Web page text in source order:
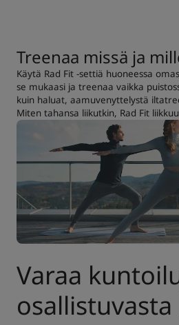
Treenaa missä ja
Käytä Rad Fit -settiä huoneessa
se mukaasi ja treenaa vaikka
kuin haluat, aamuvenyttelystä
Miten tahansa liikutkin, Rad Fit
Varaa